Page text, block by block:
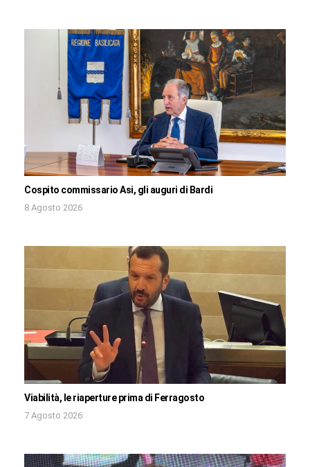
Cospito commissario Asi, gli auguri di Bardi
8 Agosto 2026
Viabilità, le riaperture prima di Ferragosto
7 Agosto 2026